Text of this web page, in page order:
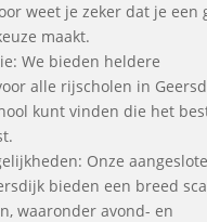
weet je zeker dat je een
maakt.
We bieden heldere
alle rijscholen in
kunt vinden die het
Onze
bieden een breed
waaronder avond- en